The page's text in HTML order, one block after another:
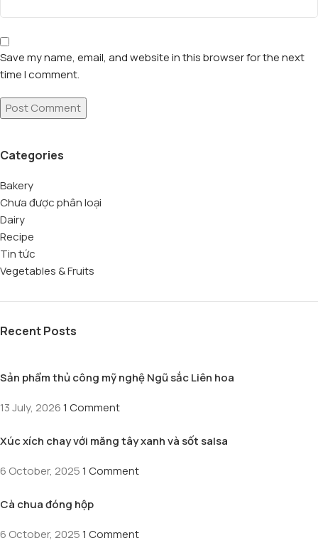
Save my name, email, and website in this browser for the next
time I comment.
Categories
Bakery
Chưa được phân loại
Dairy
Recipe
Tin tức
Vegetables & Fruits
Recent Posts
Sản phẩm thủ công mỹ nghệ Ngũ sắc Liên hoa
13 July, 20261 Comment
Xúc xích chay với măng tây xanh và sốt salsa
6 October, 20251 Comment
Cà chua đóng hộp
6 October, 20251 Comment